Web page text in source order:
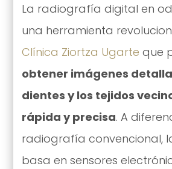
La radiografía digital en
una herramienta
Clínica Ziortza Ugarte que
obtener imágenes
dientes y los tejidos
rápida y precisa. A
radiografía convencional,
basa en sensores